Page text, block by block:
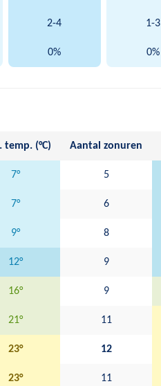
2-4 1-3
0% 0%
temp. (°C) Aantal zonuren
7° 5
7° 6
9° 8
12° 9
16° 9
21° 11
23° 12
23° 11